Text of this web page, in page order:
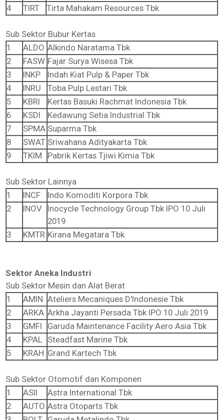
4
TIRT Tirta Mahakam Resources Tbk
Sub Sektor Bubur Kertas
1
ALDO Alkindo Naratama Tbk
2
FASW Fajar Surya Wisesa Tbk
3
INKP
Indah Kiat Pulp & Paper Tbk
4
INRU
Toba Pulp Lestari Tbk
5
KBRI
Kertas Basuki Rachmat Indonesia Tbk
6
KSDI
Kedawung Setia Industrial Tbk
7
SPMA Suparma Tbk
8
SWAT Sriwahana Adityakarta Tbk
9
TKIM Pabrik Kertas Tjiwi Kimia Tbk
Sub Sektor Lainnya
1
INCF
Indo Komoditi Korpora Tbk
2
INOV Inocycle Technology Group Tbk IPO 10 Juli
2019
3
KMTR Kirana Megatara Tbk
SektorAneka Industri
Sub Sektor Mesin dan Alat Berat
1
AMIN Ateliers Mecaniques D'Indonesie Tbk
2
ARKA Arkha Jayanti Persada Tbk IPO 10 Juli 2019
3
GMFI
Garuda Maintenance Facility Aero Asia Tbk
4
KPAL Steadfast Marine Tbk
5
KRAH Grand Kartech Tbk
Sub Sektor Otomotif dan Komponen
1
ASII
Astra International Tbk
2
AUTO Astra Otoparts Tbk